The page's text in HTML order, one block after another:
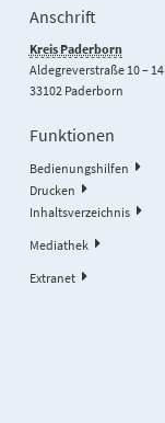
Anschrift
Kreis Paderborn
Aldegreverstraße 10 – 14
33102 Paderborn
Funktionen
Bedienungshilfen
Drucken
Inhaltsverzeichnis
Mediathek
Extranet